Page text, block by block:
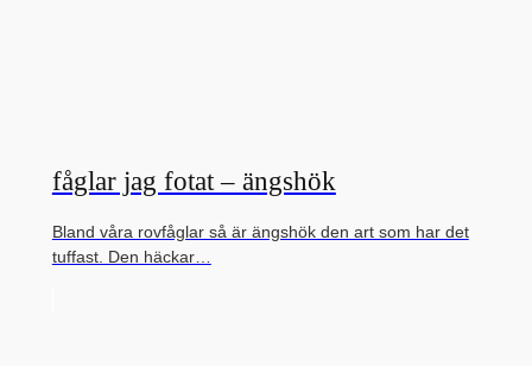
fåglar jag fotat – ängshök
Bland våra rovfåglar så är ängshök den art som har det
tuffast. Den häckar…